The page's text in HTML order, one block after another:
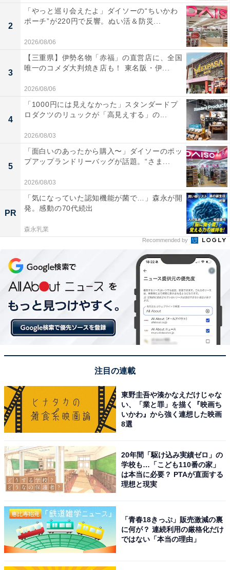
2
「やっと巡り会えたよ」ダイソーの“ちいかわ
ポーチ”が220円で反響。ぬい活＆防災...
2026/08/06
3
【三重県】伊勢名物「赤福」の直営店に、全国
唯一のコメダ大判焼き店も！ 東名阪・伊...
2026/08/06
4
「1000円には見えなかった」スタンダードプ
ロダクツのリュックが「高見えする」の...
2026/08/03
5
「面白いのあったから購入〜」ダイソーのポッ
プアップランドリーバッグが話題。“さま...
2026/08/03
PR
「気になっていた認知機能が菌で…」森永が開
発。感動の70代続出
森永乳業
Recommended by
注目の連載
東野圭吾や湊かなえだけじゃな
い、「業と罪」を描く『映画ち
いかわ』から強く連想した映画
8選
20年間「駆け込み実績ゼロ」の
学校も…「こども110番の家」
は本当に必要？ PTAが直面する
理想と現実
「青春18きっぷ」販売激減の裏
に何が？ 連続利用の厳格化だけ
ではない「本当の理由」